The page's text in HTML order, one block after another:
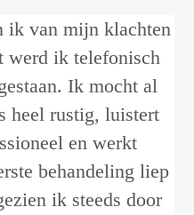
ik van mijn klachten
werd ik telefonisch
Ik mocht al
heel rustig, luistert
en werkt
behandeling liep
ik steeds door